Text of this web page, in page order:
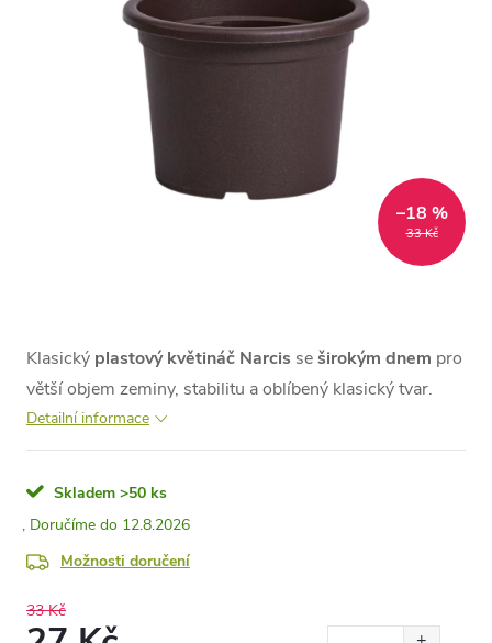
33 Kč
–18 %
Klasický plastový květináč Narcis seširokým dnem pro
větší objem zeminy, stabilitu a oblíbený klasický tvar.
Detailní informace
Skladem >50 ks
12.8.2026
Možnosti doručení
33 Kč